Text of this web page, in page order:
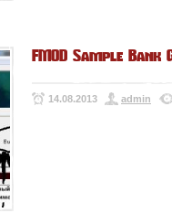
FMOD Sample Bank
14.08.2013 admin